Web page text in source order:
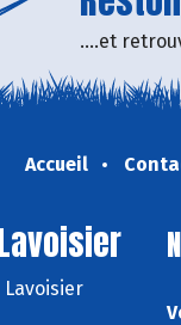
....et
Accueil
Lavoisier